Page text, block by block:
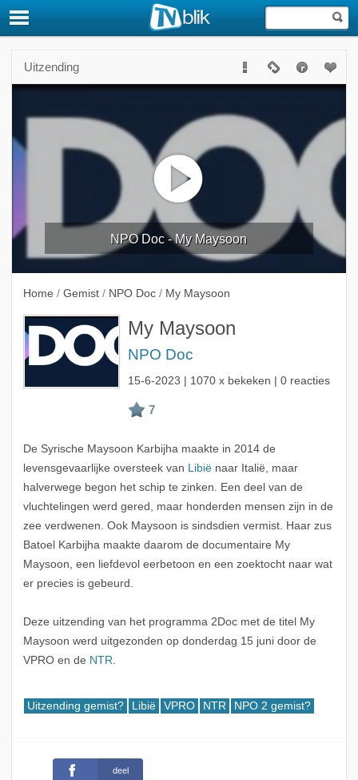
Uitzending
NPO Doc - My Maysoon
Home / Gemist / NPO Doc / My Maysoon
My Maysoon
NPO Doc
15-6-2023 | 1070 x bekeken | 0 reacties
De Syrische Maysoon Karbijha maakte in 2014 de
levensgevaarlijke oversteek van Libiënaar Italië, maar
halverwege begon het schip te zinken. Een deel van de
vluchtelingen werd gered, maar honderden mensen zijn in de
zee verdwenen. Ook Maysoon is sindsdien vermist. Haar zus
Batoel Karbijha maakte daarom de documentaire My
Maysoon, een liefdevol eerbetoon en een zoektocht naar wat
er precies is gebeurd.
Deze uitzending van het programma 2Doc met de titel My
Maysoon werd uitgezonden op donderdag 15 juni door de
VPRO en de NTR.
Uitzending gemist? Libië VPRO NTR NPO 2 gemist?
deel